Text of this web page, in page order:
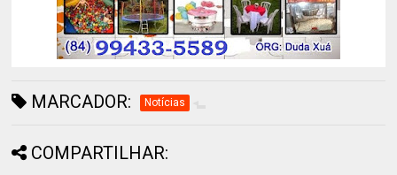
MARCADOR: Notícias
COMPARTILHAR: